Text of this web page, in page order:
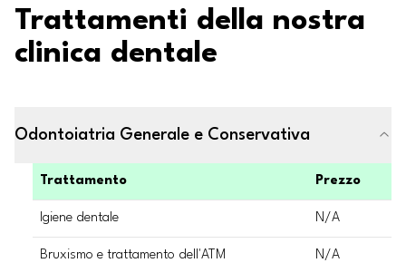
Trattamenti della nostra
clinica dentale
Odontoiatria Generale e Conservativa
Trattamento Prezzo
Igiene dentale N/A
Bruxismo e trattamento dell'ATM N/A